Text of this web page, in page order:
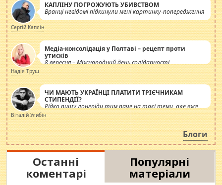
КАПЛІНУ ПОГРОЖУЮТЬ УБИВСТВОМ
Вранці невідомі підкинули мені картинку-попередження
Сергій Каплін
Медіа-консолідація у Полтаві – рецепт проти
утисків
8 вересня – Міжнародний день солідарності
журналістів.
Надія Труш
ЧИ МАЮТЬ УКРАЇНЦІ ПЛАТИТИ ТРІЄЧНИКАМ
СТИПЕНДІЇ?
Рідко пишу лонгріди тим паче на такі теми, але вже
просто дістало! Обурюють сьогоднішні інсенуації
навколо стипендіального питання. Штучно
роздувається ще одна соціальна катастрофа.
Віталій Улибін
Блоги
Останні
коментарі
Популярні
матеріали